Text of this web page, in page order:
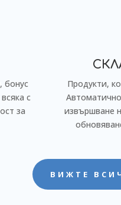
бонус
с
за
Продукти,
извършване
ВИЖТЕ